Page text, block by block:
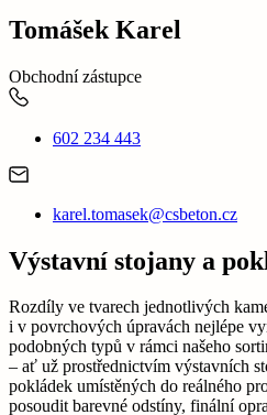
Tomášek Karel
Obchodní zástupce
602 234 443
karel.tomasek@csbeton.cz
Výstavní stojany a
Rozdíly ve tvarech jednotlivých
i v povrchových úpravách nejlépe
podobných typů v rámci našeho
– ať už prostřednictvím výstavních
pokládek umístěných do reálného
posoudit barevné odstíny, finální